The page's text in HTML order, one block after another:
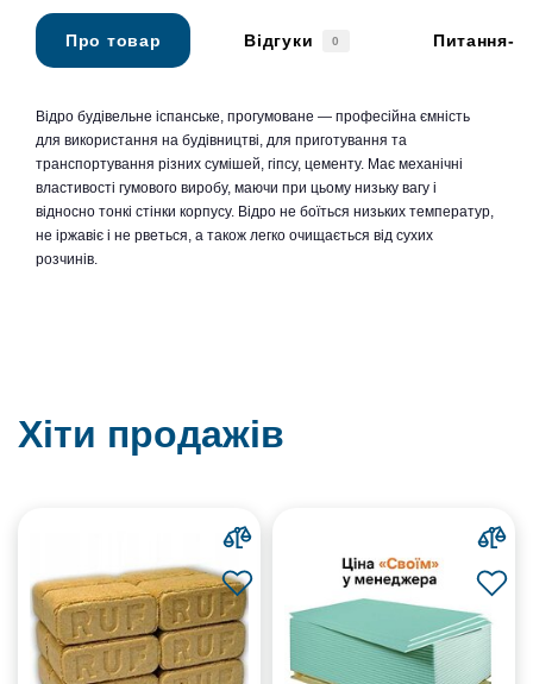
Про товар Відгуки 0 Питання-
Відро будівельне іспанське, прогумоване — професійна ємність
для використання на будівництві, для приготування та
транспортування різних сумішей, гіпсу, цементу. Має механічні
властивості гумового виробу, маючи при цьому низьку вагу і
відносно тонкі стінки корпусу. Відро не боїться низьких температур,
не іржавіє і не рветься, а також легко очищається від сухих
розчинів.
Хіти продажів